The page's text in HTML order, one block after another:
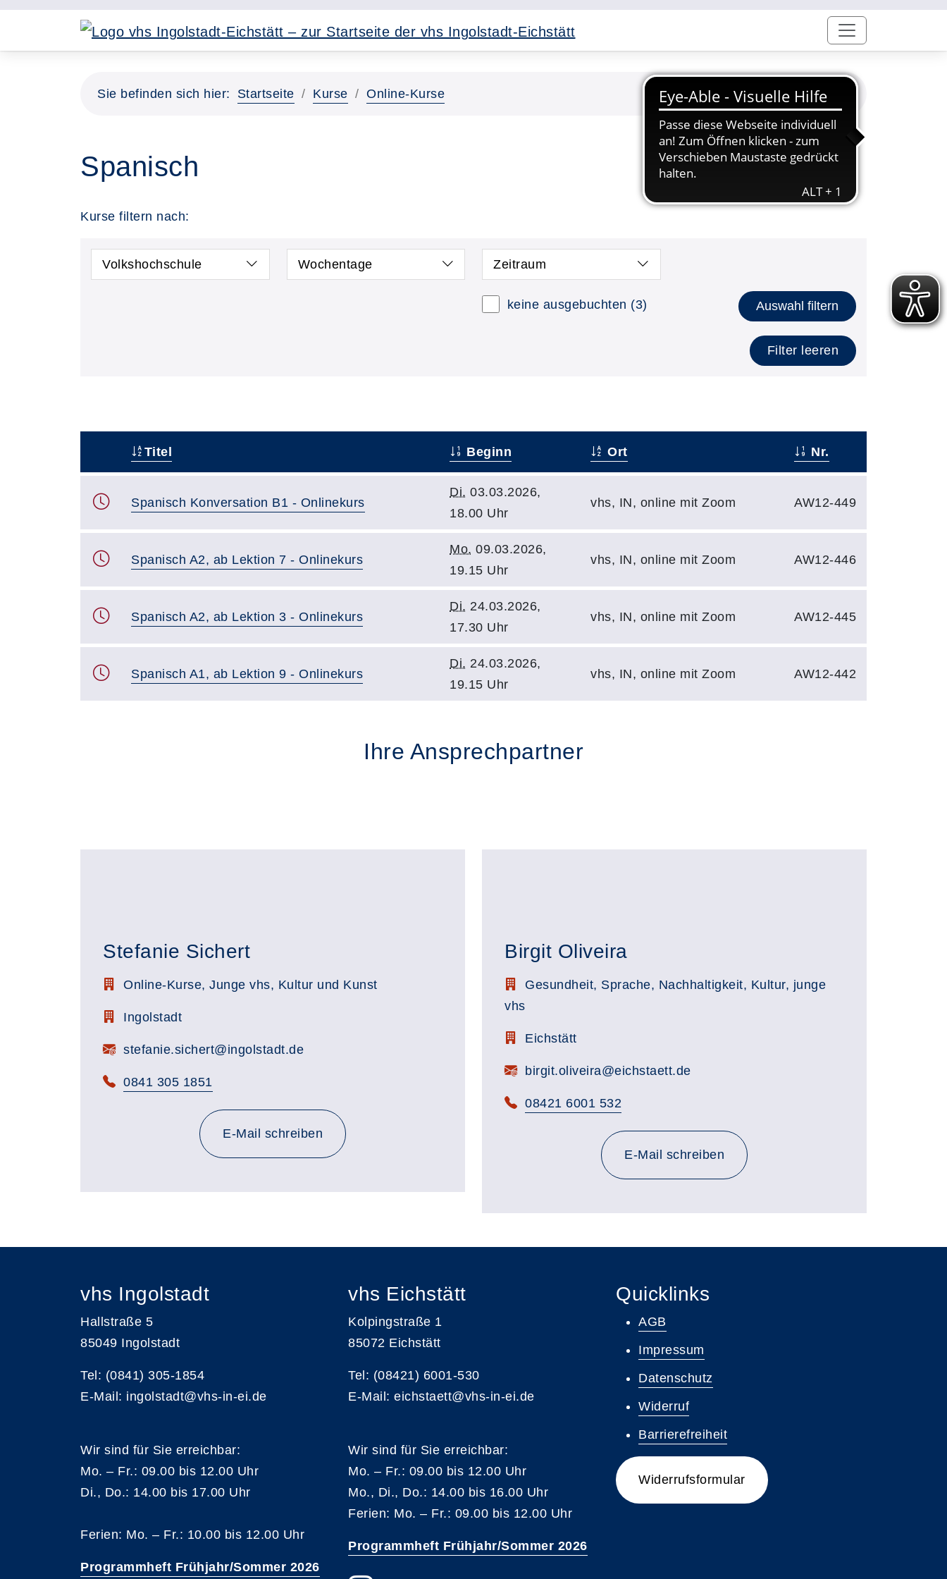
Sie befinden sich hier: Startseite Kurse Online-Kurse
Spanisch
Kurse filtern nach:
Volkshochschule Wochentage Zeitraum
keine ausgebuchten (3) Auswahl filtern
Filter leeren
Titel Beginn Ort Nr.
Spanisch Konversation B1 - Onlinekurs
Di. 03.03.2026,
18.00 Uhr
vhs, IN, online mit Zoom AW12-449
Spanisch A2, ab Lektion 7 - Onlinekurs
Mo. 09.03.2026,
19.15 Uhr
vhs, IN, online mit Zoom AW12-446
Spanisch A2, ab Lektion 3 - Onlinekurs
Di. 24.03.2026,
17.30 Uhr
vhs, IN, online mit Zoom AW12-445
Spanisch A1, ab Lektion 9 - Onlinekurs
Di. 24.03.2026,
19.15 Uhr
vhs, IN, online mit Zoom AW12-442
Ihre Ansprechpartner
Stefanie Sichert
Stellenbezeichnung:
Online-Kurse, Junge vhs, Kultur und Kunst
Zimmerbezeichnung:
Ingolstadt
E-Mail:stefanie.sichert@ingolstadt.de
Telefon:
0841 305 1851
E-Mail schreiben
Birgit Oliveira
Stellenbezeichnung:
Gesundheit, Sprache, Nachhaltigkeit, Kultur, junge
vhs
Zimmerbezeichnung:
Eichstätt
E-Mail:birgit.oliveira@eichstaett.de
Telefon:
08421 6001 532
E-Mail schreiben
vhs Ingolstadt
Hallstraße 5
85049 Ingolstadt
Tel: (0841) 305-1854
E-Mail: ingolstadt@vhs-in-ei.de
Wir sind für Sie erreichbar:
Mo. – Fr.: 09.00 bis 12.00 Uhr
Di., Do.: 14.00 bis 17.00 Uhr
Ferien: Mo. – Fr.: 10.00 bis 12.00 Uhr
Programmheft Frühjahr/Sommer 2026
vhs Eichstätt
Kolpingstraße 1
85072 Eichstätt
Tel: (08421) 6001-530
E-Mail: eichstaett@vhs-in-ei.de
Wir sind für Sie erreichbar:
Mo. – Fr.: 09.00 bis 12.00 Uhr
Mo., Di., Do.: 14.00 bis 16.00 Uhr
Ferien: Mo. – Fr.: 09.00 bis 12.00 Uhr
Programmheft Frühjahr/Sommer 2026
Quicklinks
AGB
Impressum
Datenschutz
Widerruf
Barrierefreiheit
Widerrufsformular